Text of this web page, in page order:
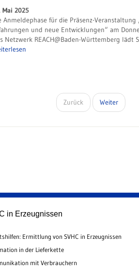
Mai 2025
Anmeldephase für die Präsenz-
und neue Entwicklungen“ am
Netzwerk REACH@Baden-Württemberg lädt
Zurück Weiter
in Erzeugnissen
Ermittlung von SVHC in Erzeugnissen
in der Lieferkette
mit Verbrauchern